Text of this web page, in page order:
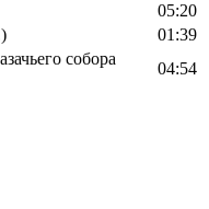
05:20
01:39
собора
04:54